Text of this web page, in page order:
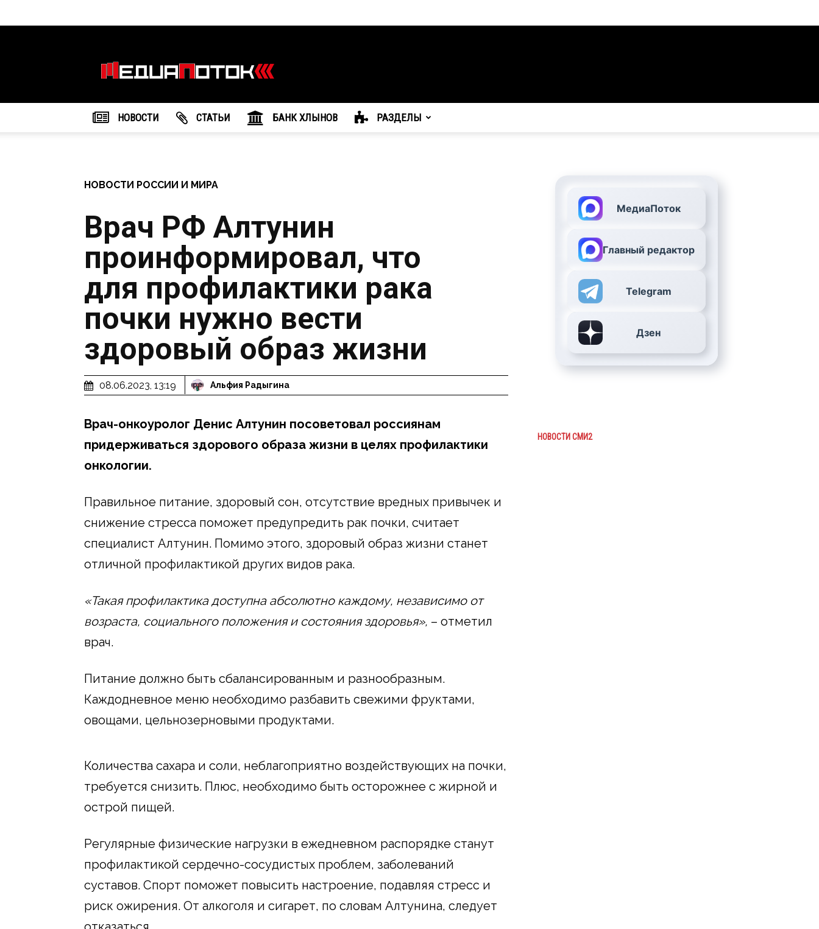
агентство
"МедиаПоток"
НОВОСТИ CТАТЬИ БАНК ХЛЫНОВ РАЗДЕЛЫ
НОВОСТИ РОССИИ И МИРА
Врач РФ Алтунин
проинформировал, что
для профилактики рака
почки нужно вести
здоровый образ жизни
08.06.2023, 13:19 Альфия Радыгина
Врач-онкоуролог Денис Алтунин посоветовал россиянам
придерживаться здорового образа жизни в целях профилактики
онкологии.
Правильное питание, здоровый сон, отсутствие вредных привычек и
снижение стресса поможет предупредить рак почки, считает
специалист Алтунин. Помимо этого, здоровый образ жизни станет
отличной профилактикой других видов рака.
«Такая профилактика доступна абсолютно каждому, независимо от
возраста, социального положения и состояния здоровья», – отметил
врач.
Питание должно быть сбалансированным и разнообразным.
Каждодневное меню необходимо разбавить свежими фруктами,
овощами, цельнозерновыми продуктами.
Количества сахара и соли, неблагоприятно воздействующих на почки,
требуется снизить. Плюс, необходимо быть осторожнее с жирной и
острой пищей.
Регулярные физические нагрузки в ежедневном распорядке станут
профилактикой сердечно-сосудистых проблем, заболеваний
суставов. Спорт поможет повысить настроение, подавляя стресс и
риск ожирения. От алкоголя и сигарет, по словам Алтунина, следует
МедиаПоток
Главный редактор
Telegram
Дзен
НОВОСТИ СМИ2